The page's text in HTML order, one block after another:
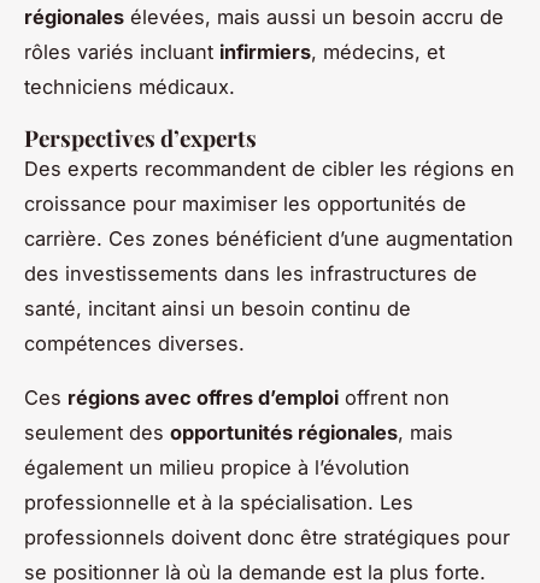
régionales élevées, mais aussi un besoin accru de
rôles variés incluant infirmiers, médecins, et
techniciens médicaux.
Perspectives d’experts
Des experts recommandent de cibler les régions en
croissance pour maximiser les opportunités de
carrière. Ces zones bénéficient d’une augmentation
des investissements dans les infrastructures de
santé, incitant ainsi un besoin continu de
compétences diverses.
Ces régions avec offres d’emploi offrent non
seulement des opportunités régionales, mais
également un milieu propice à l’évolution
professionnelle et à la spécialisation. Les
professionnels doivent donc être stratégiques pour
se positionner là où la demande est la plus forte.